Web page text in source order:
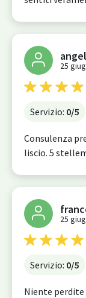
25
Servizio: 0/5
Consulenza
liscio. 5
25
Servizio: 0/5
Niente